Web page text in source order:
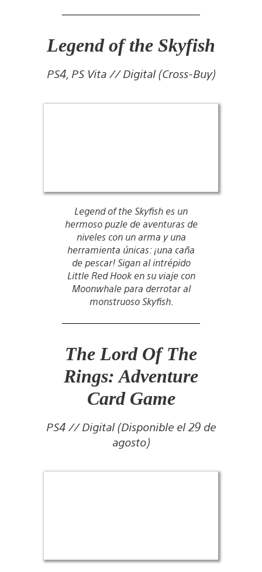
Legend of the Skyfish
PS4, PS Vita // Digital (Cross-Buy)
Legend of the Skyfish es un
hermoso puzle de aventuras de
niveles con un arma y una
herramienta únicas: ¡una caña
de pescar! Sigan al intrépido
Little Red Hook en su viaje con
Moonwhale para derrotar al
monstruoso Skyfish.
The Lord Of The
Rings: Adventure
Card Game
PS4 // Digital (Disponible el 29 de
agosto)